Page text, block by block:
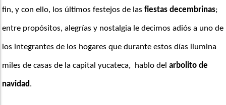
fin, y con ello, los últimos festejos de las fiestas decembrinas;
entre propósitos, alegrías y nostalgia le decimos adiós a uno de
los integrantes de los hogares que durante estos días ilumina
miles de casas de la capital yucateca,  hablo del arbolito de
navidad.